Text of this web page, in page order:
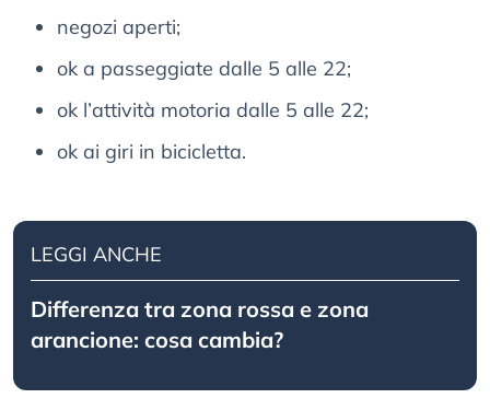
negozi aperti;
ok a passeggiate dalle 5 alle 22;
ok l’attività motoria dalle 5 alle 22;
ok ai giri in bicicletta.
LEGGI ANCHE
Differenza tra zona rossa e zona
arancione: cosa cambia?